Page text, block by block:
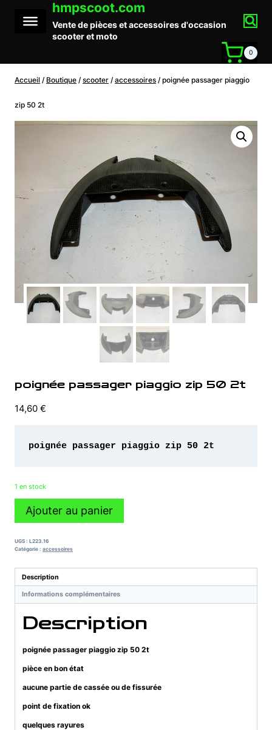
contenu
hmpscoot.com
Vente de pièces et accessoires d'occasion
scooter et moto
0
Accueil / Boutique / scooter / accessoires / poignée passager piaggio
zip 50 2t
poignée passager piaggio zip 50 2t
14,60 €
poignée passager piaggio zip 50 2t
1 en stock
quantité
passager
piaggio
50
2t
Ajouter au panier
UGS : L223.16
Catégorie : accessoires
Description
Informations complémentaires
Description
poignée passager piaggio zip 50 2t
pièce en bon état
aucune partie de cassée ou de fissurée
point de fixation ok
quelques rayures